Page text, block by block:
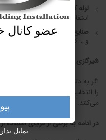
لوله کشی گاز:
شیرگازی آذر
استفاده قرار می‌گیرد.
صنایع مختلف:شیرگازی آذر در
و … کاربرد دارد.
شیرگازی آذر، انتخابی ایده‌آل برای
اگر به دنبال شیرگازی باکیفیت،
را انتخاب کنید. این شیرها با تنوع
می‌کنند.
در ادامه به برخی از مزایای استفاده
عضو کانال
تمایل